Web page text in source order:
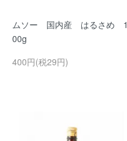
ムソー 国内産 はるさめ 1
00g
400円(税29円)